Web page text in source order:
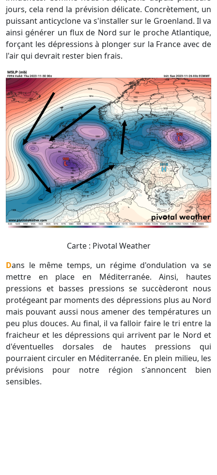
jours, cela rend la prévision délicate. Concrètement, un
puissant anticyclone va s'installer sur le Groenland. Il va
ainsi générer un flux de Nord sur le proche Atlantique,
forçant les dépressions à plonger sur la France avec de
l'air qui devrait rester bien frais.
Carte : Pivotal Weather
Dans le même temps, un régime d'ondulation va se
mettre en place en Méditerranée. Ainsi, hautes
pressions et basses pressions se succèderont nous
protégeant par moments des dépressions plus au Nord
mais pouvant aussi nous amener des températures un
peu plus douces. Au final, il va falloir faire le tri entre la
fraicheur et les dépressions qui arrivent par le Nord et
d'éventuelles dorsales de hautes pressions qui
pourraient circuler en Méditerranée. En plein milieu, les
prévisions pour notre région s'annoncent bien
sensibles.